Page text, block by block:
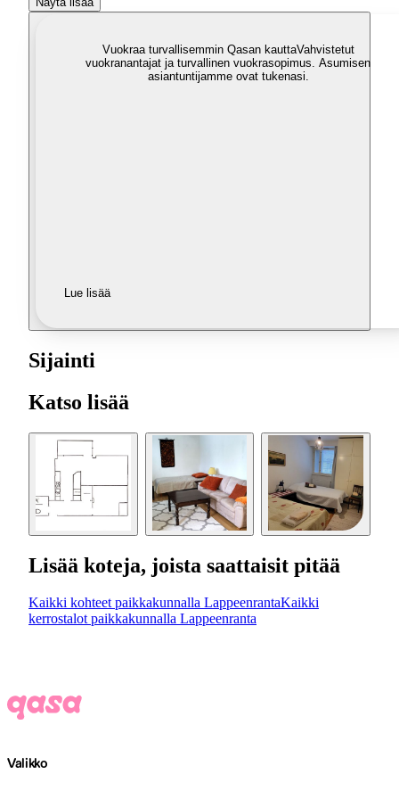
Vuokraa turvallisemmin Qasan kauttaVahvistetut
vuokranantajat ja turvallinen vuokrasopimus. Asumisen
asiantuntijamme ovat tukenasi.
Lue lisää
Sijainti
Katso lisää
Lisää koteja, joista saattaisit pitää
Kaikki kohteet paikkakunnalla LappeenrantaKaikki
kerrostalot paikkakunnalla Lappeenranta
Valikko